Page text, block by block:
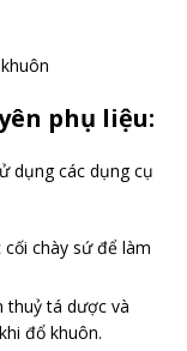
phụ liệu:
dụng các dụng cụ
chày sứ để làm
thuỷ tá dược và
đổ khuôn.